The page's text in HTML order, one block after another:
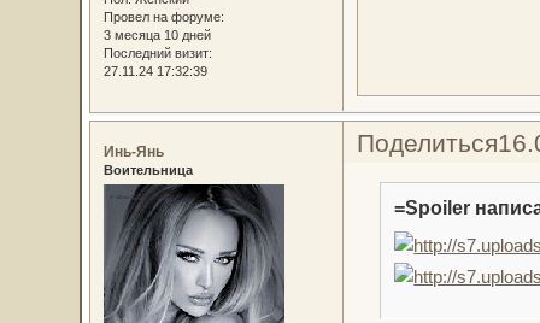
Провел на форуме:
3 месяца 10 дней
Последний визит:
27.11.24 17:32:39
Поделиться
Инь-Янь
Воительница
=Spoiler